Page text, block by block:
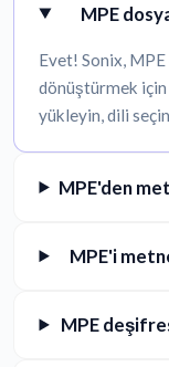
MPE
Evet! Sonix,
dönüştürmek için
yükleyin, dili
MPE'den
MPE'i
MPE